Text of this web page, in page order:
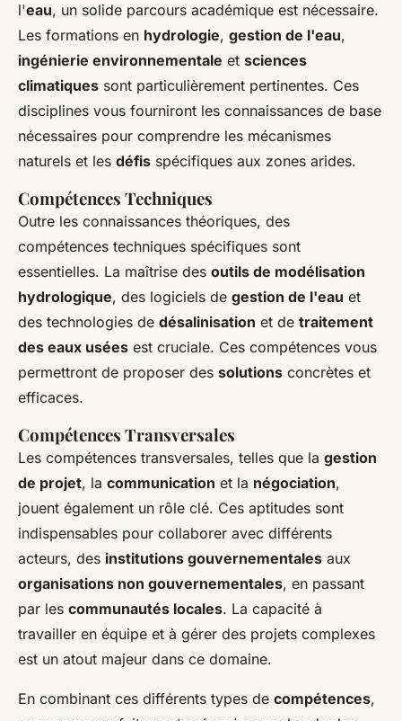
l'eau, un solide parcours académique est nécessaire.
Les formations en hydrologie, gestion de l'eau,
ingénierie environnementale et sciences
climatiques sont particulièrement pertinentes. Ces
disciplines vous fourniront les connaissances de base
nécessaires pour comprendre les mécanismes
naturels et les défis spécifiques aux zones arides.
Compétences Techniques
Outre les connaissances théoriques, des
compétences techniques spécifiques sont
essentielles. La maîtrise des outils de modélisation
hydrologique, des logiciels de gestion de l'eau et
des technologies de désalinisation et de traitement
des eaux usées est cruciale. Ces compétences vous
permettront de proposer des solutions concrètes et
efficaces.
Compétences Transversales
Les compétences transversales, telles que la gestion
de projet, la communication et la négociation,
jouent également un rôle clé. Ces aptitudes sont
indispensables pour collaborer avec différents
acteurs, des institutions gouvernementales aux
organisations non gouvernementales, en passant
par les communautés locales. La capacité à
travailler en équipe et à gérer des projets complexes
est un atout majeur dans ce domaine.
En combinant ces différents types de compétences,